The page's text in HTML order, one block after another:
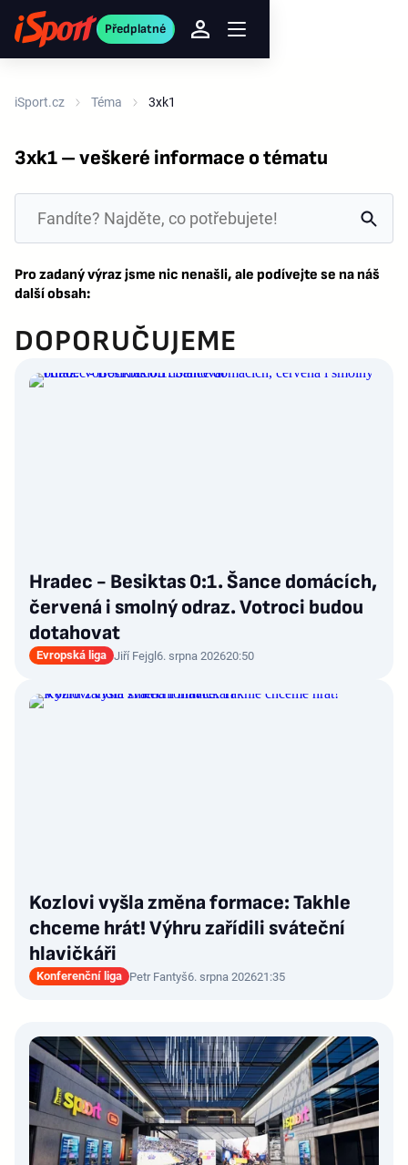
Předplatné
iSport.cz Téma 3xk1
3xk1 – veškeré informace o tématu
Pro zadaný výraz jsme nic nenašli, ale podívejte se na náš
další obsah:
DOPORUČUJEME
Hradec - Besiktas 0:1. Šance domácích,
červená i smolný odraz. Votroci budou
dotahovat
Evropská liga Jiří Fejgl6. srpna 202620:50
Kozlovi vyšla změna formace: Takhle
chceme hrát! Výhru zařídili sváteční
hlavičkáři
Konferenční liga Petr Fantyš6. srpna 202621:35